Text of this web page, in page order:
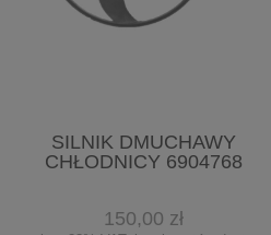
SILNIK DMUCHAWY
CHŁODNICY 6904768
150,00 zł